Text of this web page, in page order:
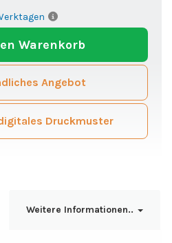
Warenkorb
Angebot
Druckmuster
Weitere Informationen..